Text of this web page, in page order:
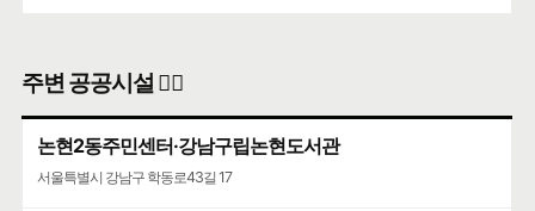
주변 공공시설 👨‍✈️
논현2동주민센터·강남구립논현도서관
서울특별시 강남구 학동로43길 17